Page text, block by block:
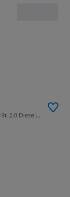
1950 cm3 • 306 KM • Mercedes-Benz E 300 de 2019r. 2.0 Diesel plug-in